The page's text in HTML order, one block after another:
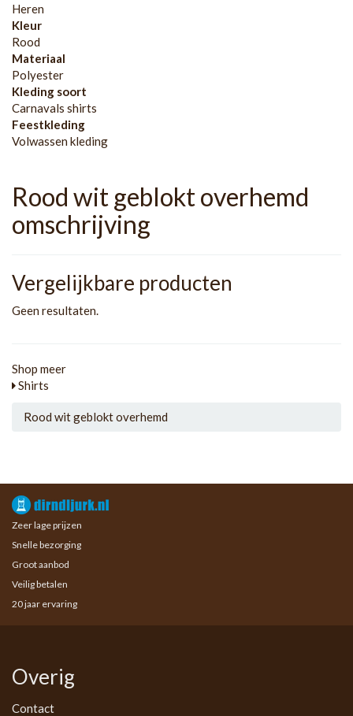
Heren
Kleur
Rood
Materiaal
Polyester
Kleding soort
Carnavals shirts
Feestkleding
Volwassen kleding
Rood wit geblokt overhemd
omschrijving
Vergelijkbare producten
Geen resultaten.
Shop meer
Shirts
Rood wit geblokt overhemd
Zeer lage prijzen
Snelle bezorging
Groot aanbod
Veilig betalen
20 jaar ervaring
Overig
Contact